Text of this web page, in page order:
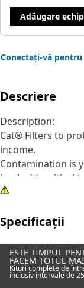
Adăugare
Conectați-vă
Descriere
Description:
Cat® Filters to
income.
Contamination is
is why it’s critical
genuine Cat Filter
duty applications,
Offering a long
Air Filters are
effective.
Specificații
ESTE TIMPUL
FACEM TOTUL
Kituri complete de
inclusiv intervale de